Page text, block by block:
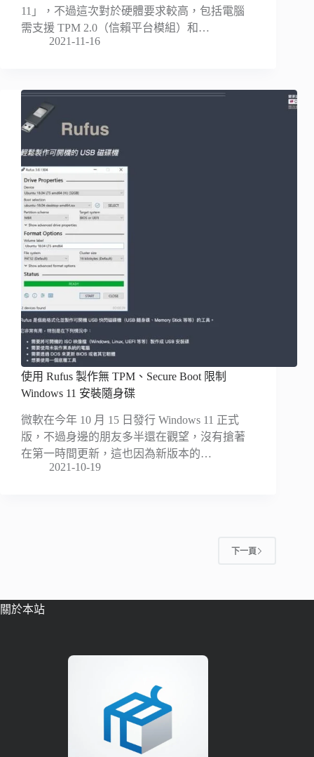
11」，不過這次對於硬體要求較高，包括電腦
需支援 TPM 2.0（信賴平台模組）和…
2021-11-16
使用 Rufus 製作無 TPM、Secure Boot 限制
Windows 11 安裝隨身碟
微軟在今年 10 月 15 日發行 Windows 11 正式
版，不過身邊的朋友多半還在觀望，沒有搶著
在第一時間更新，這也因為新版本的…
2021-10-19
下一頁
關於本站